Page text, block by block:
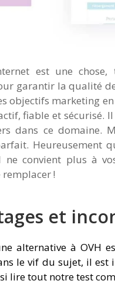
est une chose,
garantir la qualité
objectifs marketing
fiable et sécurisé.
dans ce domaine.
Heureusement
ne convient plus à
!
et
alternative à OVH
le vif du sujet, il
lire tout notre test